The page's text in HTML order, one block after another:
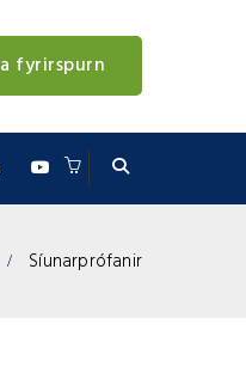
fyrirspurn
Síunarprófanir